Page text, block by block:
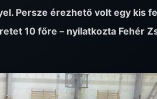
Persze érezhető volt egy kis
10 főre – nyilatkozta Fehér